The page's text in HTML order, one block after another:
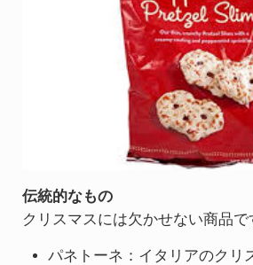
伝統的なもの
クリスマスには欠かせない商品で
パネトーネ：イタリアのクリ